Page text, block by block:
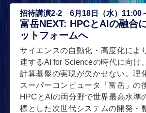
招待講演2-2 6月18日（水）11:00
富岳NEXT: HPCとAIの融合
ットフォームへ
サイエンスの自動化・高度化によ
速するAI for Scienceの時代に向け
計算基盤の実現が欠かせない。理
スーパーコンピュータ「富岳」の
HPCとAIの両分野で世界最高水準
標とした次世代システムの開発・